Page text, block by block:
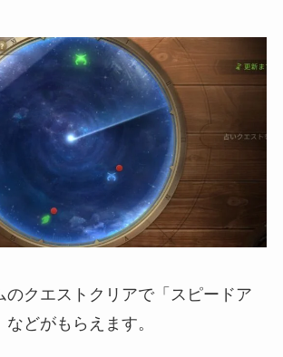
のクエストクリアで「スピードア
どがもらえます。